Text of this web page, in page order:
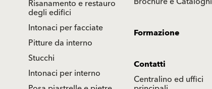
Risanamento e restauro
degli edifici
Intonaci per facciate
Pitture da interno
Stucchi
Intonaci per interno
Formazione
Contatti
Centralino ed uffici